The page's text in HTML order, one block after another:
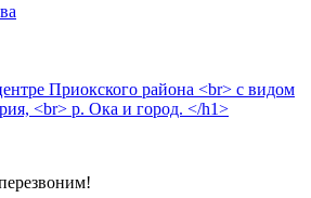
Приокского района <br> с видом
<br> р. Ока и город. </h1>